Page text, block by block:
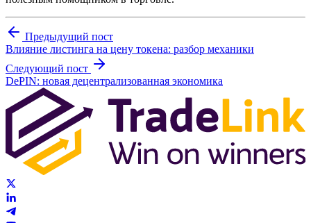
Предыдущий пост
Влияние листинга на цену токена: разбор механики
Следующий пост
DePIN: новая децентрализованная экономика